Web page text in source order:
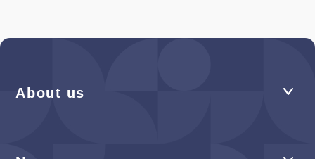
About us